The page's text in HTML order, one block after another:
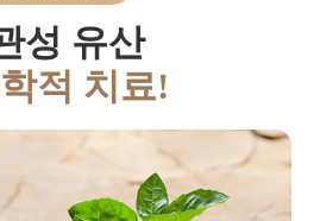
성 유산
적 치료!